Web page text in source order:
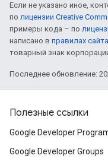
Если не указано иное,
по лицензии Creative
примеры кода – по
написано в правилах сайта
товарный знак
Последнее обновление:
Полезные ссылки
Google Developer
Google Developer Groups